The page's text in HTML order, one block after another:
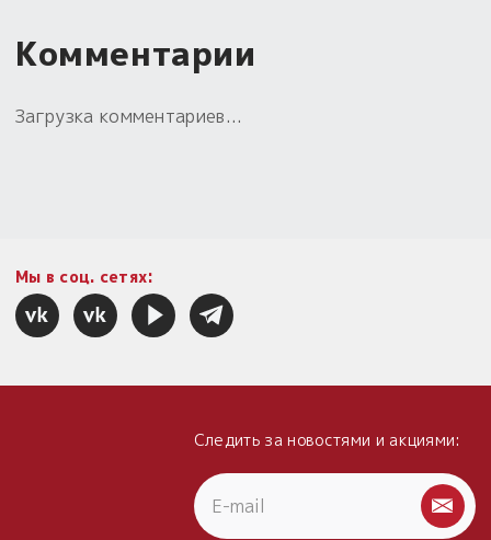
Комментарии
Загрузка комментариев...
Мы в соц. сетях:
Следить за новостями и акциями: